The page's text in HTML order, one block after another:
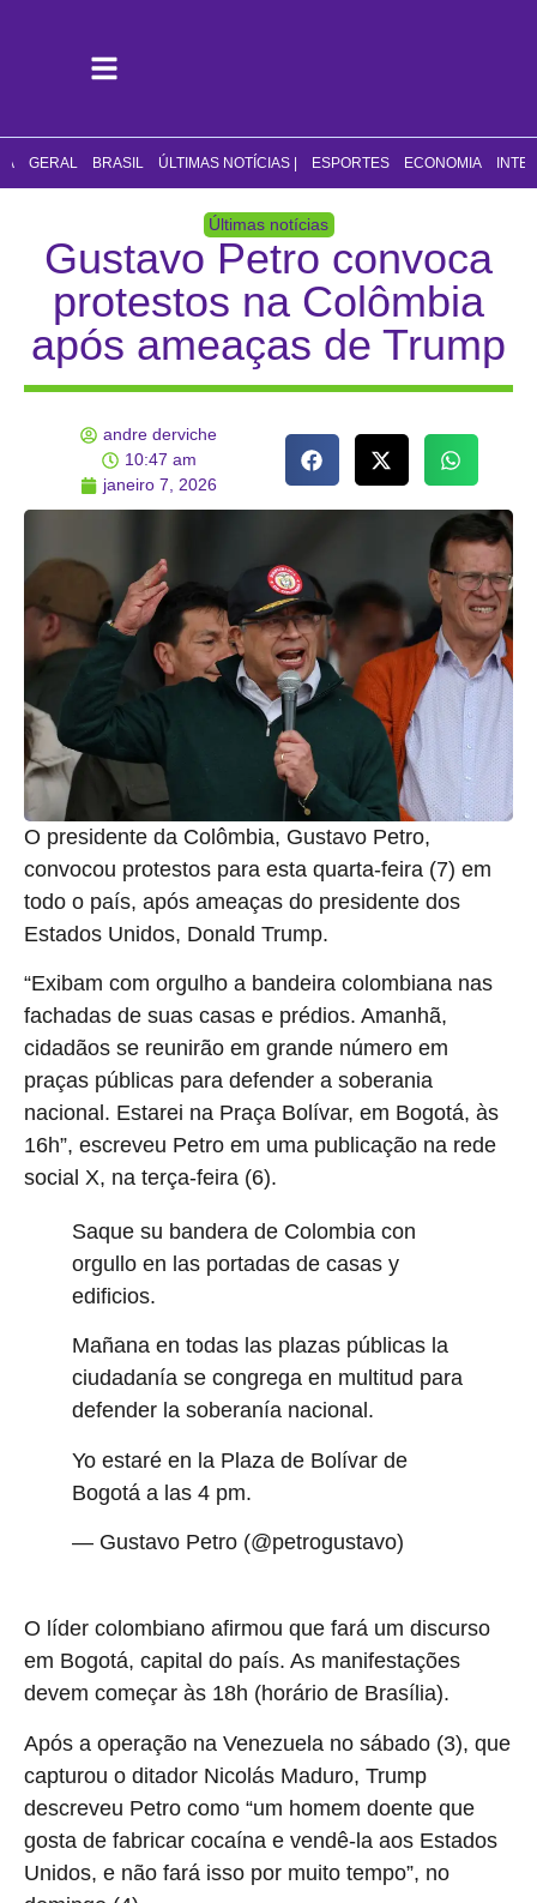
GERAL BRASIL ÚLTIMAS NOTÍCIAS | ESPORTES ECONOMIA
Últimas notícias
Gustavo Petro convoca
protestos na Colômbia
após ameaças de Trump
andre derviche
10:47 am
janeiro 7, 2026
O presidente da Colômbia, Gustavo Petro,
convocou protestos para esta quarta-feira (7) em
todo o país, após ameaças do presidente dos
Estados Unidos, Donald Trump.
“Exibam com orgulho a bandeira colombiana nas
fachadas de suas casas e prédios. Amanhã,
cidadãos se reunirão em grande número em
praças públicas para defender a soberania
nacional. Estarei na Praça Bolívar, em Bogotá, às
16h”, escreveu Petro em uma publicação na rede
social X, na terça-feira (6).
Saque su bandera de Colombia con
orgullo en las portadas de casas y
edificios.
Mañana en todas las plazas públicas la
ciudadanía se congrega en multitud para
defender la soberanía nacional.
Yo estaré en la Plaza de Bolívar de
Bogotá a las 4 pm.
— Gustavo Petro (@petrogustavo)
O líder colombiano afirmou que fará um discurso
em Bogotá, capital do país. As manifestações
devem começar às 18h (horário de Brasília).
Após a operação na Venezuela no sábado (3), que
capturou o ditador Nicolás Maduro, Trump
descreveu Petro como “um homem doente que
gosta de fabricar cocaína e vendê-la aos Estados
Unidos, e não fará isso por muito tempo”, no